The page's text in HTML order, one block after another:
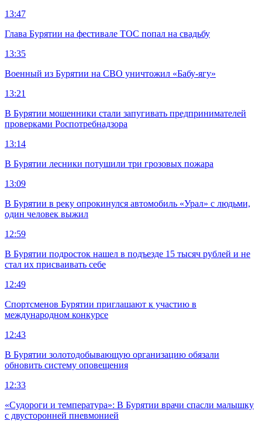
13:47
Глава Бурятии на фестивале ТОС попал на свадьбу
13:35
Военный из Бурятии на СВО уничтожил «Бабу-ягу»
13:21
В Бурятии мошенники стали запугивать предпринимателей
проверками Роспотребнадзора
13:14
В Бурятии лесники потушили три грозовых пожара
13:09
В Бурятии в реку опрокинулся автомобиль «Урал» с людьми,
один человек выжил
12:59
В Бурятии подросток нашел в подъезде 15 тысяч рублей и не
стал их присваивать себе
12:49
Спортсменов Бурятии приглашают к участию в
международном конкурсе
12:43
В Бурятии золотодобывающую организацию обязали
обновить систему оповещения
12:33
«Судороги и температура»: В Бурятии врачи спасли малышку
с двусторонней пневмонией